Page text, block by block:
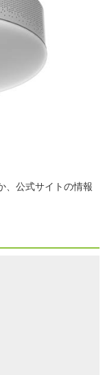
、公式サイトの情報